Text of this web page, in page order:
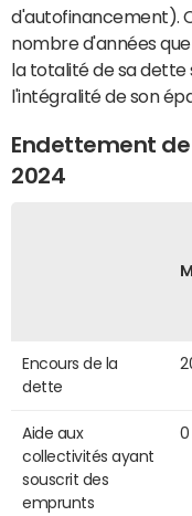
d'autofinancement).
nombre d'années
la totalité de sa dette
l'intégralité de son
Endettement
2024
Encours de la
dette
Aide aux
collectivités ayant
souscrit des
emprunts